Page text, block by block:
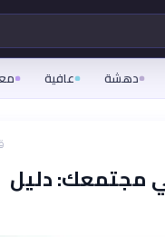
دهشة عافية
مجتمعك: دليل